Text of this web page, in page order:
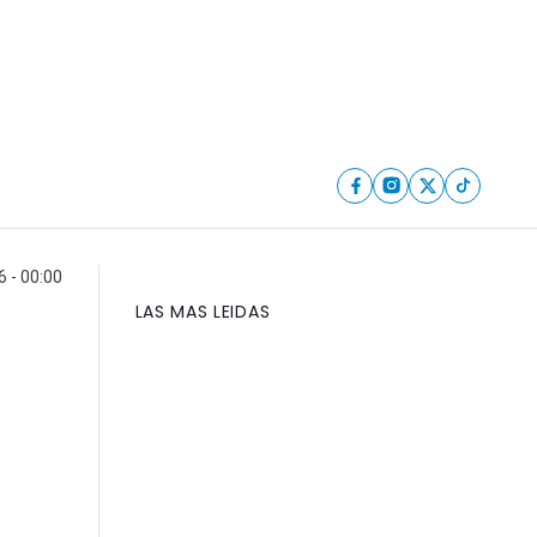
- 00:00
LAS MAS LEIDAS